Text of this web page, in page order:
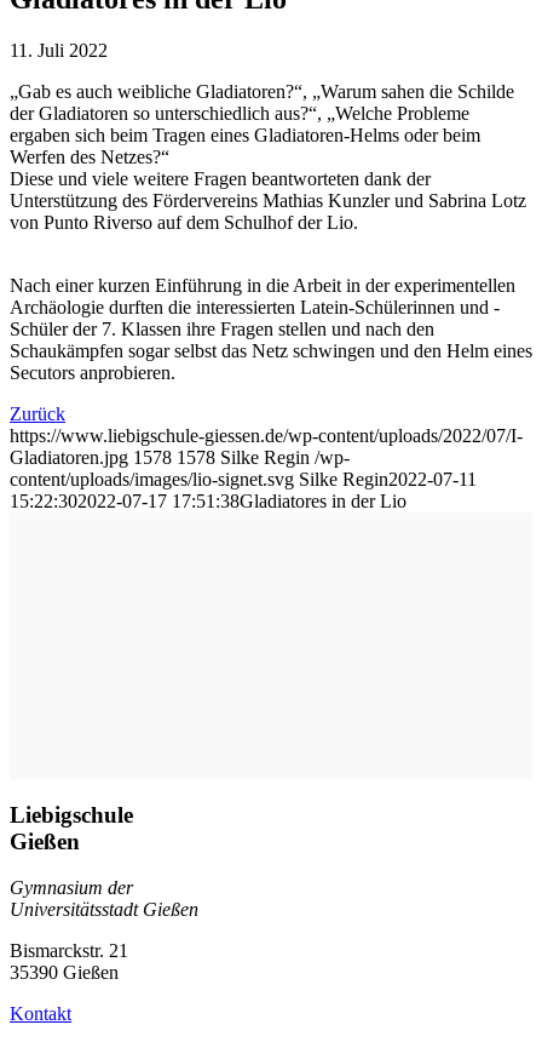
11. Juli 2022
„Gab es auch weibliche Gladiatoren?“, „Warum sahen die Schilde
der Gladiatoren so unterschiedlich aus?“, „Welche Probleme
ergaben sich beim Tragen eines Gladiatoren-Helms oder beim
Werfen des Netzes?“
Diese und viele weitere Fragen beantworteten dank der
Unterstützung des Fördervereins Mathias Kunzler und Sabrina Lotz
von Punto Riverso auf dem Schulhof der Lio.
Nach einer kurzen Einführung in die Arbeit in der experimentellen
Archäologie durften die interessierten Latein-Schülerinnen und -
Schüler der 7. Klassen ihre Fragen stellen und nach den
Schaukämpfen sogar selbst das Netz schwingen und den Helm eines
Secutors anprobieren.
Zurück
https://www.liebigschule-giessen.de/wp-content/uploads/2022/07/I-
Gladiatoren.jpg 1578 1578 Silke Regin /wp-
content/uploads/images/lio-signet.svg Silke Regin2022-07-11
15:22:302022-07-17 17:51:38Gladiatores in der Lio
Liebigschule
Gießen
Gymnasium der
Universitätsstadt Gießen
Bismarckstr. 21
35390 Gießen
Kontakt